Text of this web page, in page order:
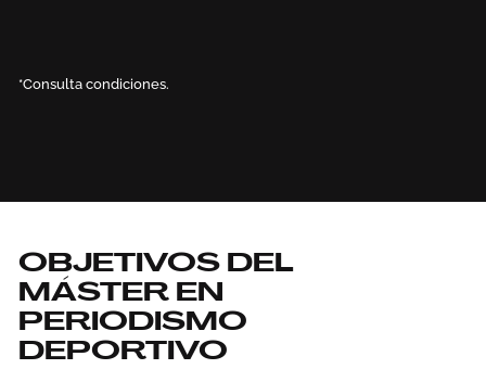
*Consulta condiciones.
OBJETIVOS DEL
MÁSTER EN
PERIODISMO
DEPORTIVO